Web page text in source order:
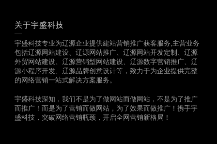
关于宇盛科技
宇盛科技专业为辽源企业提供建站营销推广获客服务,主营业务
包括辽源网站建设、辽源网站推广、辽源网站开发定制、辽源
外贸网站建设、辽源营销型网站建设、辽源数字营销推广、辽
源小程序开发、辽源品牌创意设计等，致力于为企业提供完整
的网络营销一站式解决方案服务。
宇盛科技深知，我们不是为了做网站而做网站，不是为了推广
而推广！而是为了营销而做网站，为了效果而做推广！携手宇
盛科技，突破网络营销瓶颈，开启全网营销新格局！